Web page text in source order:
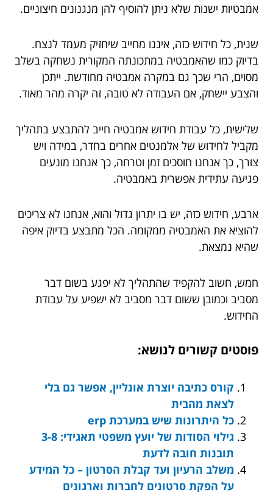
אמבטיות ישנות שלא ניתן להוסיף להן מנגנונים חיצוניים.
שנית, כל חידוש כזה, איננו מחייב שיחזיק מעמד לנצח.
בדיוק כמו שהאמבטיה במתכונתה המקורית נשחקה בשלב
מסוים, הרי שכך גם במקרה אמבטיה מחודשת. ייתכן
והצבע יישחק, אם העבודה לא טובה, זה יקרה מהר מאוד.
שלישית, כל עבודת חידוש אמבטיה חייב להתבצע בתהליך
מקביל לחידוש של אלמנטים אחרים בחדר, במידה ויש
צורך, כך אנחנו חוסכים זמן וטרחה, כך אנחנו מונעים
פגיעה עתידית אפשרית באמבטיה.
ארבע, חידוש כזה, יש בו יתרון גדול והוא, אנחנו לא צריכים
להוציא את האמבטיה ממקומה. הכל מתבצע בדיוק איפה
שהיא נמצאת.
חמש, חשוב להקפיד שהתהליך לא יפגע בשום דבר
מסביב וכמובן ששום דבר מסביב לא ישפיע על עבודת
החידוש.
פוסטים קשורים לנושא:
קורס כתיבה יוצרת אונליין, אפשר גם בלי
לצאת מהבית
כל היתרונות שיש במערכת erp
גילוי הסודות של יועץ משפטי תאגידי: 3-8
תובנות חובה לדעת
משלב הרעיון ועד קבלת הסרטון – כל המידע
על הפקת סרטונים לחברות וארגונים